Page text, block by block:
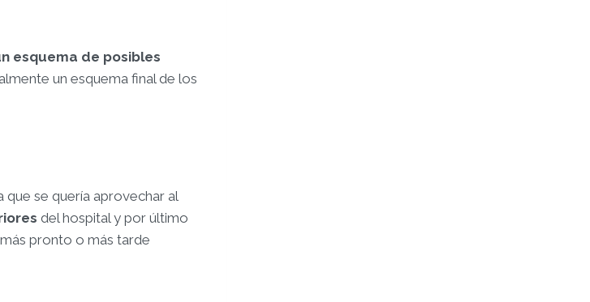
esquema de posibles
un esquema final de los
que se quería aprovechar al
del hospital y por último
pronto o más tarde